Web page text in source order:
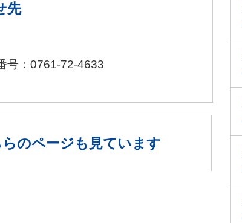
先
号：0761-72-4633
のページも見ています